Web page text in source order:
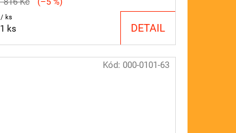
/ ks
ks DETAIL
Kód: 000-0101-63